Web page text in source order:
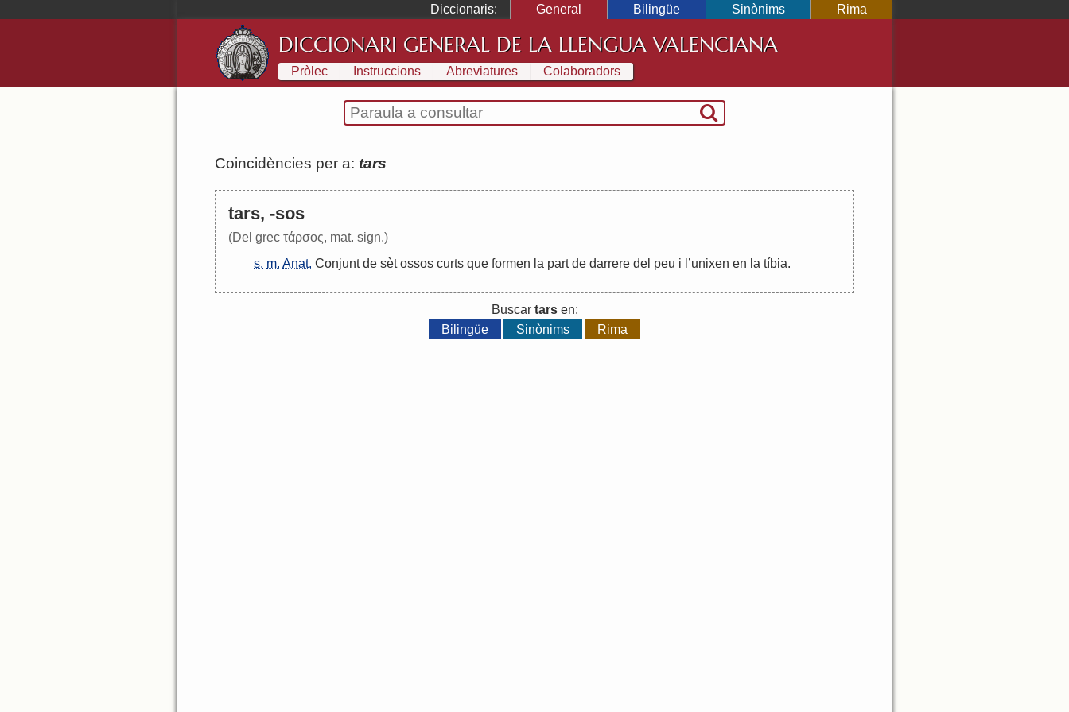
Diccionaris: General Bilingüe Sinònims Rima
DICCIONARI GENERAL DE LA LLENGUA VALENCIANA
Pròlec Instruccions Abreviatures Colaboradors
Coincidències per a: tars
tars, -sos
(Del grec τάρσος, mat. sign.)
s. m. Anat. Conjunt de sèt ossos curts que formen la part de darrere del peu i ’unixen en la tíbia.
Buscar tarsen:
Bilingüe
Sinònims Rima